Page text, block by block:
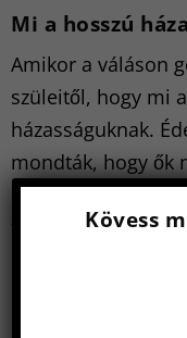
Mi a hosszú
Amikor a váláson
szüleitől, hogy mi
házasságuknak.
mondták, hogy ők
hogy a másikkal
fényében élték az
Kövess